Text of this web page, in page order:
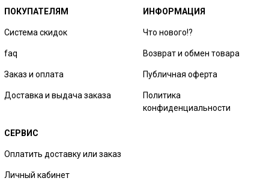
ПОКУПАТЕЛЯМ
Система скидок
faq
Заказ и оплата
Доставка и выдача заказа
ИНФОРМАЦИЯ
Что нового!?
Возврат и обмен товара
Публичная оферта
Политика
конфиденциальности
СЕРВИС
Оплатить доставку или заказ
Личный кабинет